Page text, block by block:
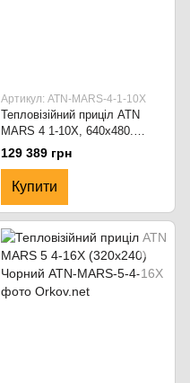
Артикул: ATN-MARS-4-1-10X
Тепловізійний приціл ATN
MARS 4 1-10X, 640x480.
Чорний
129 389 грн
Купити